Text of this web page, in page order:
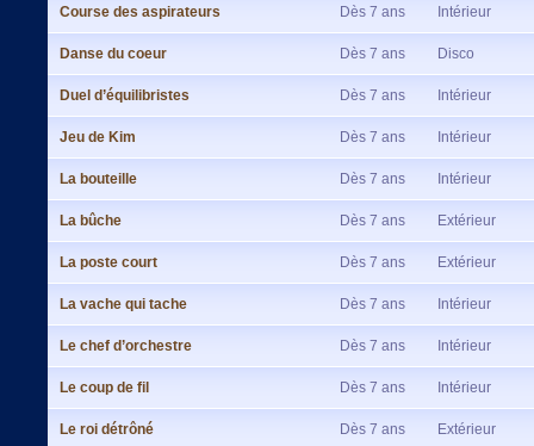
Course des aspirateurs Dès 7 ans Intérieur
Danse du coeur Dès 7 ans Disco
Duel d’équilibristes Dès 7 ans Intérieur
Jeu de Kim Dès 7 ans Intérieur
La bouteille Dès 7 ans Intérieur
La bûche Dès 7 ans Extérieur
La poste court Dès 7 ans Extérieur
La vache qui tache Dès 7 ans Intérieur
Le chef d’orchestre Dès 7 ans Intérieur
Le coup de fil Dès 7 ans Intérieur
Le roi détrôné Dès 7 ans Extérieur